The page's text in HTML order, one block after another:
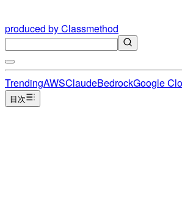
produced by Classmethod
TrendingAWSClaudeBedrockGoogle
目次